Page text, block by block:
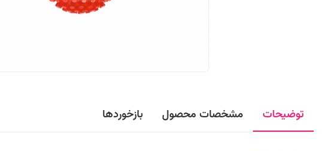
توضیحات مشخصات محصول بازخوردها